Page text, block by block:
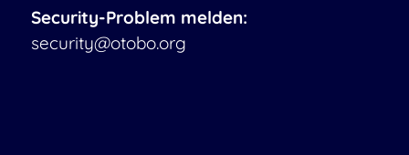
Security-Problem melden:
security@otobo.org